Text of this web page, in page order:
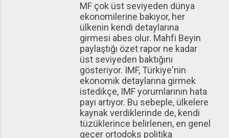
MF çok üst seviyeden dünya
ekonomilerine bakıyor, her
ülkenin kendi detaylarına
girmesi abes olur. Mahfi Beyin
paylaştığı özet rapor ne kadar
üst seviyeden baktığını
gösteriyor. IMF, Türkiye'nin
ekonomik detaylarına girmek
istedikçe, IMF yorumlarının hata
payı artıyor. Bu sebeple, ülkelere
kaynak verdiklerinde de, kendi
tüzüklerince belirlenen, en genel
geçer ortodoks politika